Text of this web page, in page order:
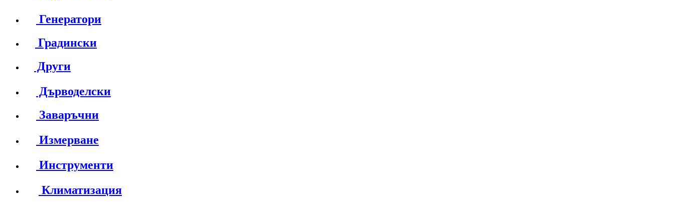
Генератори
Градински
Други
Дърводелски
Заваръчни
Измерване
Инструменти
Климатизация